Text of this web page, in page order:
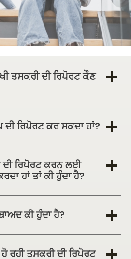
ਤਸਕਰੀ ਦੀ ਰਿਪੋਰਟ ਕੌਣ
ਰਿਪੋਰਟ ਕਰ ਸਕਦਾ ਹਾਂ?
ਦੀ ਰਿਪੋਰਟ ਕਰਨ ਲਈ
ਹਾਂ ਤਾਂ ਕੀ ਹੁੰਦਾ ਹੈ?
ਕੀ ਹੁੰਦਾ ਹੈ?
ਰਹੀ ਤਸਕਰੀ ਦੀ ਰਿਪੋਰਟ